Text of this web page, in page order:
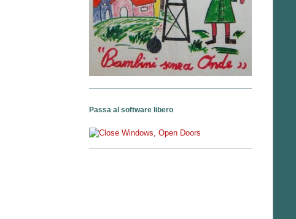
Passa al software libero